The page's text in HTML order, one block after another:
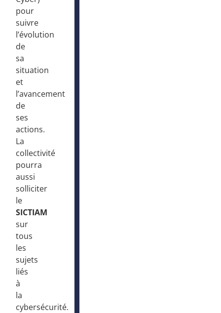
pour
suivre
l’évolution
de
sa
situation
et
l’avancement
de
ses
actions.
La
collectivité
pourra
aussi
solliciter
le
SICTIAM
sur
tous
les
sujets
liés
à
la
cybersécurité.